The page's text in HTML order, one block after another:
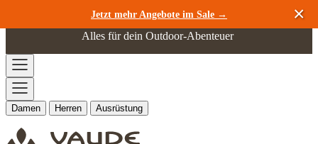
Jetzt mehr Angebote im Sale →
Zum Inhalt springen
Alles für dein Outdoor-Abenteuer
Damen Herren Ausrüstung